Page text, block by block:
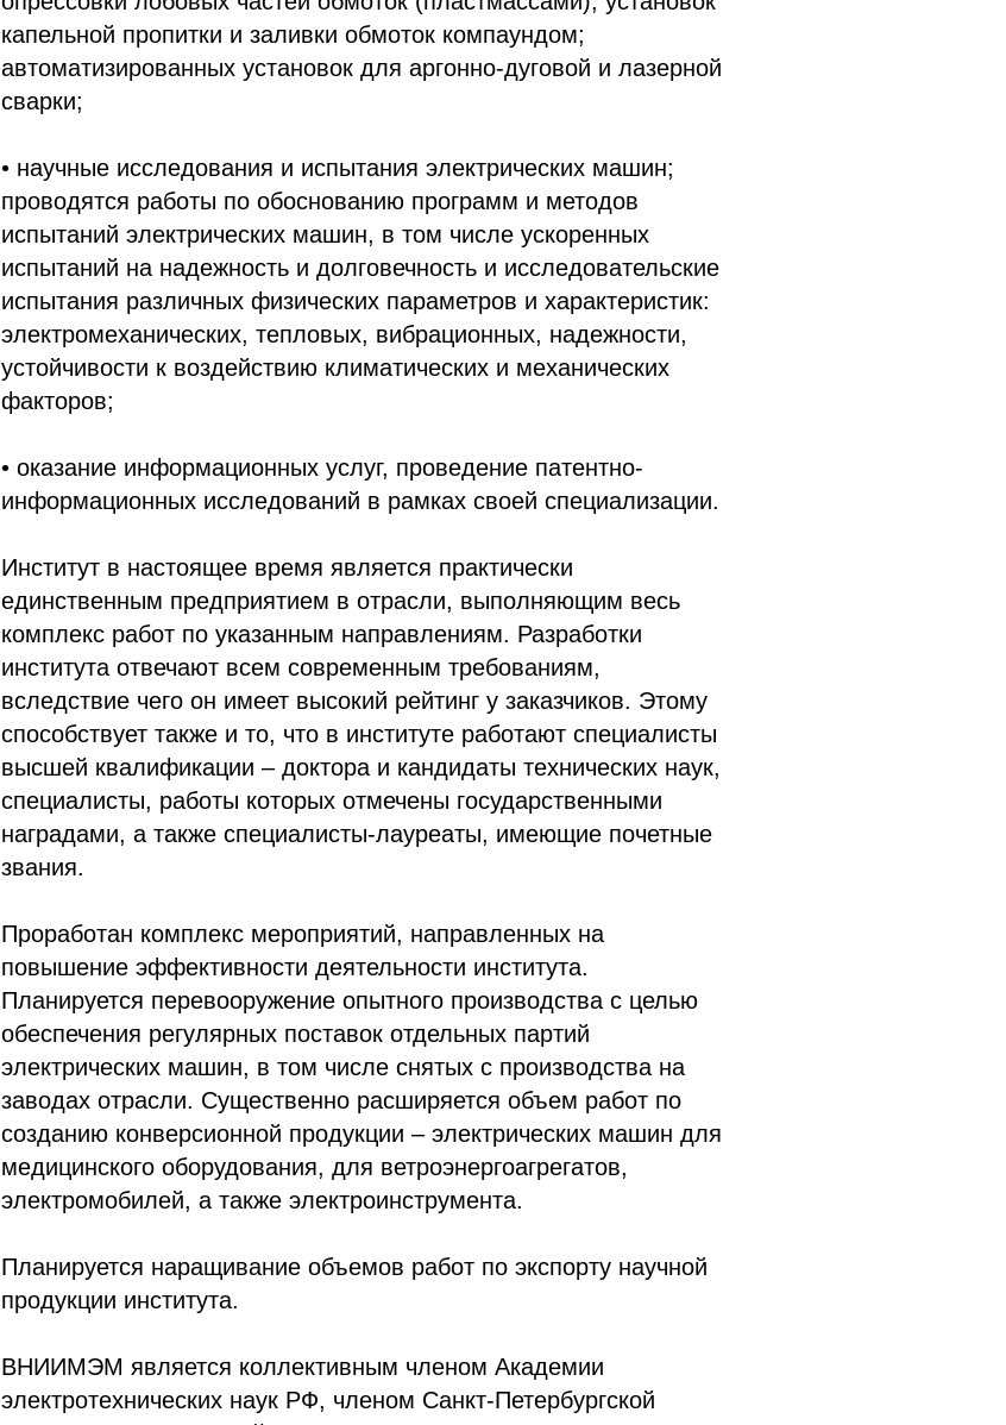
капельной пропитки и заливки обмоток компаундом;
автоматизированных установок для аргонно-дуговой и лазерной
сварки;
• научные исследования и испытания электрических машин;
проводятся работы по обоснованию программ и методов
испытаний электрических машин, в том числе ускоренных
испытаний на надежность и долговечность и исследовательские
испытания различных физических параметров и характеристик:
электромеханических, тепловых, вибрационных, надежности,
устойчивости к воздействию климатических и механических
факторов;
• оказание информационных услуг, проведение патентно-
информационных исследований в рамках своей специализации.
Институт в настоящее время является практически
единственным предприятием в отрасли, выполняющим весь
комплекс работ по указанным направлениям. Разработки
института отвечают всем современным требованиям,
вследствие чего он имеет высокий рейтинг у заказчиков. Этому
способствует также и то, что в институте работают специалисты
высшей квалификации – доктора и кандидаты технических наук,
специалисты, работы которых отмечены государственными
наградами, а также специалисты-лауреаты, имеющие почетные
звания.
Проработан комплекс мероприятий, направленных на
повышение эффективности деятельности института.
Планируется перевооружение опытного производства с целью
обеспечения регулярных поставок отдельных партий
электрических машин, в том числе снятых с производства на
заводах отрасли. Существенно расширяется объем работ по
созданию конверсионной продукции – электрических машин для
медицинского оборудования, для ветроэнергоагрегатов,
электромобилей, а также электроинструмента.
Планируется наращивание объемов работ по экспорту научной
продукции института.
ВНИИМЭМ является коллективным членом Академии
электротехнических наук РФ, членом Санкт-Петербургской